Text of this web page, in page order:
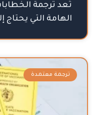
تُعد ترجمة
الهامة التي
ترجمة معتمدة